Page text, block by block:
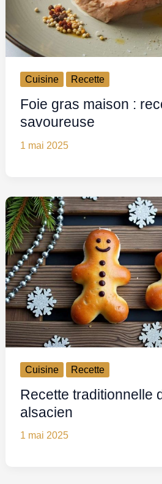
Cuisine Recette
Foie gras maison :
savoureuse
1 mai 2025
Cuisine Recette
Recette traditionnelle
alsacien
1 mai 2025